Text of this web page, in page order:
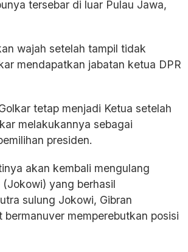
tersebar di luar Pulau Jawa,
wajah setelah tampil tidak
mendapatkan jabatan ketua DPR
tetap menjadi Ketua setelah
melakukannya sebagai
presiden.
akan kembali mengulang
yang berhasil
sulung Jokowi, Gibran
memperebutkan posisi